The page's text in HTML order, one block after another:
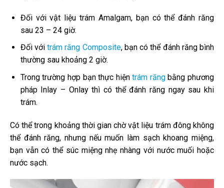
Đối với vật liệu trám Amalgam, bạn có thể đánh răng
sau 23 – 24 giờ.
Đối vớitrám răng Composite, bạn có thể đánh răng bình
thường sau khoảng 2 giờ.
Trong trường hợp bạn thực hiệntrám răngbằng phương
pháp Inlay – Onlay thì có thể đánh răng ngay sau khi
trám.
Có thể trong khoảng thời gian chờ vật liệu trám đông không
thể đánh răng, nhưng nếu muốn làm sạch khoang miệng,
bạn vẫn có thể súc miệng nhẹ nhàng với nước muối hoặc
nước sạch.